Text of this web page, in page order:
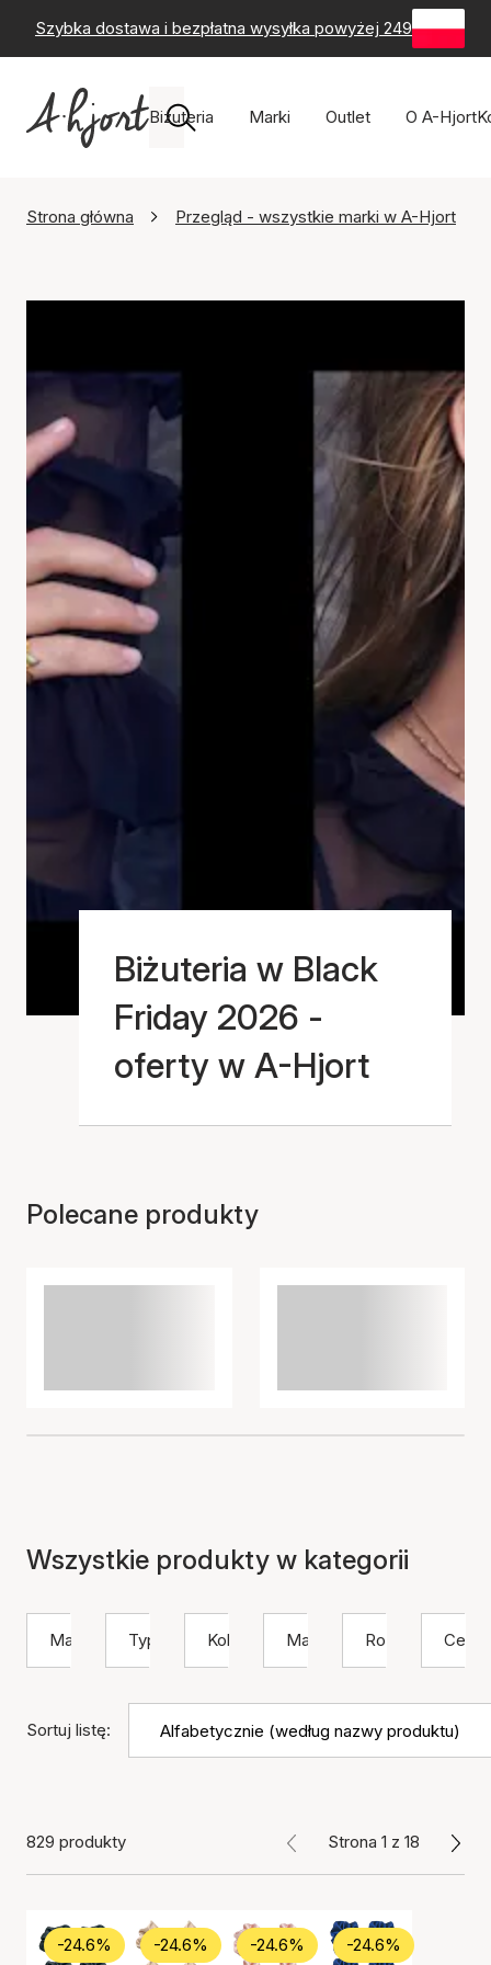
Szybka dostawa i bezpłatna wysyłka powyżej 249 zł -
Biżuteria Marki Outlet O A-Hjort
Strona główna Przegląd - wszystkie marki w A-Hjort
Biżuteria w Black
Friday 2026 -
oferty w A-Hjort
Polecane produkty
Wszystkie produkty w kategorii
Marka Typ Kolor Materiał Rozmiar Cena
Sortuj listę:
829 produkty Strona 1 z 18
-24.6% -24.6% -24.6% -24.6%